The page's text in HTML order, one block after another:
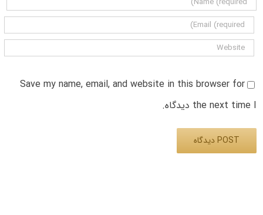
Save my name, email, and website in this browser for
the next time I دیدگاه.